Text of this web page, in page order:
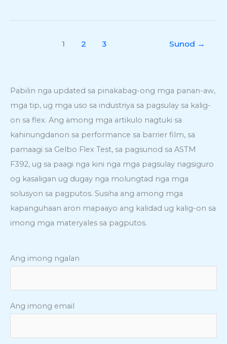
1 2 3 Sunod →
Pabilin nga updated sa pinakabag-ong mga panan-aw,
mga tip, ug mga uso sa industriya sa pagsulay sa kalig-
on sa flex. Ang among mga artikulo nagtuki sa
kahinungdanon sa performance sa barrier film, sa
pamaagi sa Gelbo Flex Test, sa pagsunod sa ASTM
F392, ug sa paagi nga kini nga mga pagsulay nagsiguro
og kasaligan ug dugay nga molungtad nga mga
solusyon sa pagputos. Susiha ang among mga
kapanguhaan aron mapaayo ang kalidad ug kalig-on sa
imong mga materyales sa pagputos.
Ang imong ngalan
Ang imong email